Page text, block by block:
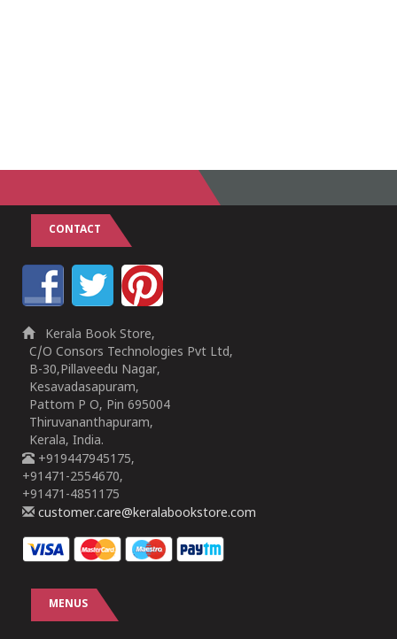
CONTACT
Kerala Book Store,
C/O Consors Technologies Pvt Ltd,
B-30,Pillaveedu Nagar,
Kesavadasapuram,
Pattom P O, Pin 695004
Thiruvananthapuram,
Kerala, India.
+919447945175,
+91471-2554670,
+91471-4851175
customer.care@keralabookstore.com
MENUS